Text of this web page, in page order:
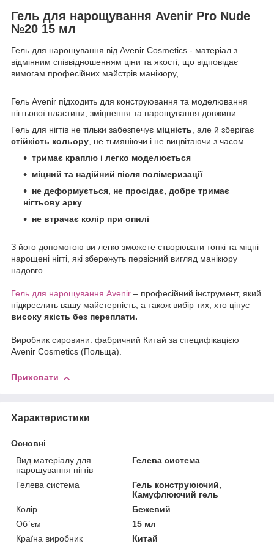
Гель для нарощування Avenir Pro Nude
№20 15 мл
Гель для нарощування від Avenir Cosmetics - матеріал з
відмінним співвідношенням ціни та якості, що відповідає
вимогам професійних майстрів манікюру,
Гель Avenir підходить для конструювання та моделювання
нігтьової пластини, зміцнення та нарощування довжини.
Гель для нігтів не тільки забезпечує міцність, але й зберігає
стійкість кольору, не тьмяніючи і не вицвітаючи з часом.
тримає краплю і легко моделюється
міцний та надійний після полімеризації
не деформується, не просідає, добре тримає
нігтьову арку
не втрачає колір при опилі
З його допомогою ви легко зможете створювати тонкі та міцні
нарощені нігті, які збережуть первісний вигляд манікюру
надовго.
Гель для нарощування Avenir – професійний інструмент, який
підкреслить вашу майстерність, а також вибір тих, хто цінує
високу якість без переплати.
Виробник сировини: фабричний Китай за специфікацією
Avenir Cosmetics (Польща).
Приховати
Характеристики
Основні
Вид матеріалу для
нарощування нігтів
Гелева система
Гелева система
Гель конструюючий,
Камуфлюючий гель
Колір
Бежевий
Об`єм
15 мл
Країна виробник
Китай